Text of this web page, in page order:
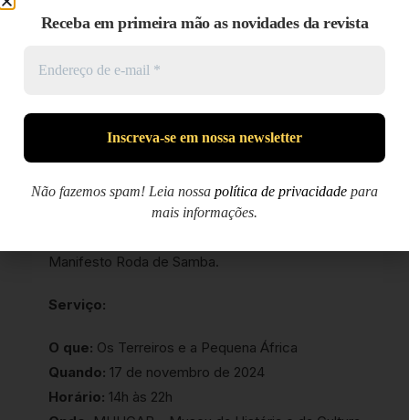
Os Terreiros e a Pequena África – Terreiro de
Terreiro de Crioulo convida Afrochefe Jorge
Manifesto Roda de Samba.
Serviço:
O que: Os Terreiros e a Pequena África
Quando: 17 de novembro de 2024
Horário: 14h às 22h
Receba em primeira mão as novidades da revista
Não fazemos spam! Leia nossa política de privacidade para
mais informações.